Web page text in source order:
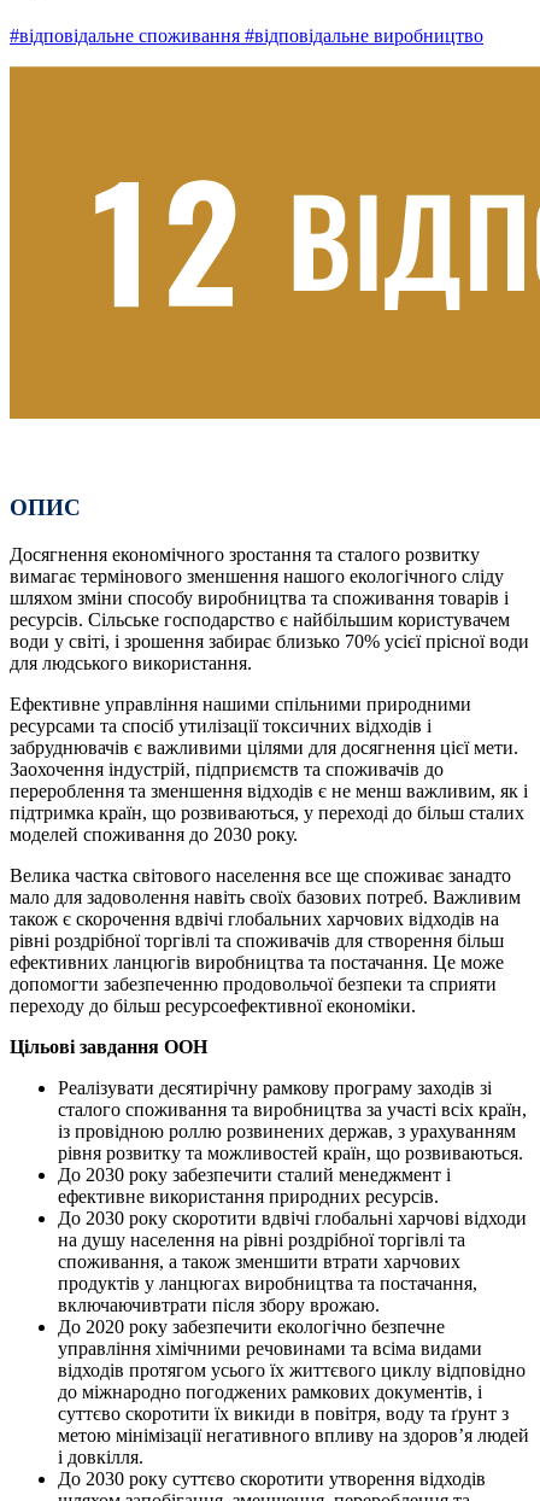
#відповідальне споживання #відповідальне виробництво
ОПИС
Досягнення економічного зростання та сталого розвитку
вимагає термінового зменшення нашого екологічного сліду
шляхом зміни способу виробництва та споживання товарів і
ресурсів. Сільське господарство є найбільшим користувачем
води у світі, і зрошення забирає близько 70% усієї прісної води
для людського використання.
Ефективне управління нашими спільними природними
ресурсами та спосіб утилізації токсичних відходів і
забруднювачів є важливими цілями для досягнення цієї мети.
Заохочення індустрій, підприємств та споживачів до
перероблення та зменшення відходів є не менш важливим, як і
підтримка країн, що розвиваються, у переході до більш сталих
моделей споживання до 2030 року.
Велика частка світового населення все ще споживає занадто
мало для задоволення навіть своїх базових потреб. Важливим
також є скорочення вдвічі глобальних харчових відходів на
рівні роздрібної торгівлі та споживачів для створення більш
ефективних ланцюгів виробництва та постачання. Це може
допомогти забезпеченню продовольчої безпеки та сприяти
переходу до більш ресурсоефективної економіки.
Цільові завдання ООН
Реалізувати десятирічну рамкову програму заходів зі
сталого споживання та виробництва за участі всіх країн,
із провідною роллю розвинених держав, з урахуванням
рівня розвитку та можливостей країн, що розвиваються.
До 2030 року забезпечити сталий менеджмент і
ефективне використання природних ресурсів.
До 2030 року скоротити вдвічі глобальні харчові відходи
на душу населення на рівні роздрібної торгівлі та
споживання, а також зменшити втрати харчових
продуктів у ланцюгах виробництва та постачання,
включаючивтрати після збору врожаю.
До 2020 року забезпечити екологічно безпечне
управління хімічними речовинами та всіма видами
відходів протягом усього їх життєвого циклу відповідно
до міжнародно погоджених рамкових документів, і
суттєво скоротити їх викиди в повітря, воду та ґрунт з
метою мінімізації негативного впливу на здоров’я людей
і довкілля.
До 2030 року суттєво скоротити утворення відходів